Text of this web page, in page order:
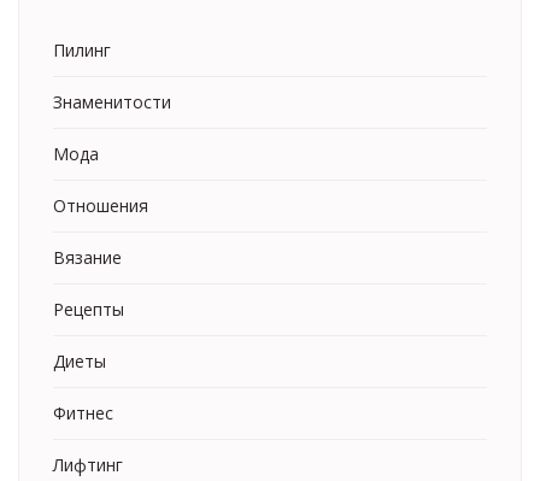
Пилинг
Знаменитости
Мода
Отношения
Вязание
Рецепты
Диеты
Фитнес
Лифтинг